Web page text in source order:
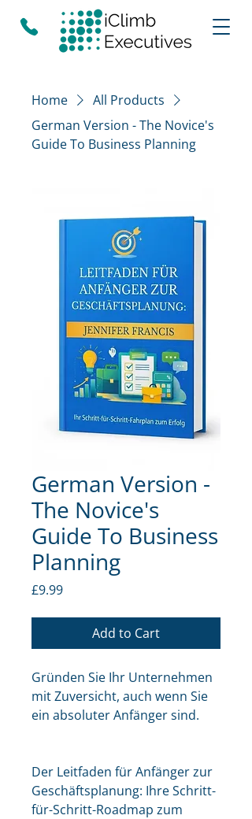
Home
All Products
German Version - The Novice's
Guide To Business Planning
German Version -
The Novice's
Guide To Business
Planning
£9.99Price
Add to Cart
Gründen Sie Ihr Unternehmen
mit Zuversicht, auch wenn Sie
ein absoluter Anfänger sind.
Der Leitfaden für Anfänger zur
Geschäftsplanung: Ihre Schritt-
für-Schritt-Roadmap zum